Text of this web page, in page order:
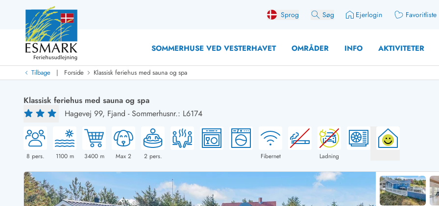
Sprog Søg Ejerlogin Favoritliste
SOMMERHUSE VED VESTERHAVET OMRÅDER INFO AKTIVITETER
Last Minute
Last minute
Nyheder
Nyheder hos Esmark Med swimmingpool Sommerhuse med hund
Nyrenoverede sommerhuse
Sommerhuse med slutrengøring inklusive
Sommerhuse tæt ved vandet
Nybyggede sommerhuse
Sommerhuse med sauna
Røgfrie/ikke-ryger sommerhuse
Sommerhuse med søndagsskift
Sommerhuse med plads til fangsten
Sommerhuse med aktivitetsrum
Luksussommerhuse
Sommerhuse med ydersæsonrabat
Sommerhuse for 10
Sommerhuse for 12
Sommerhuse i
Sommerhuse i
Sommerhuse i
Tilbage | Forside Klassisk feriehus med sauna og spa
Klassisk feriehus med sauna og spa
Hagevej 99, Fjand -Sommerhusnr.: L6174
8 pers. 1100m 3400m Max 2 2pers. Fibernet Ladning